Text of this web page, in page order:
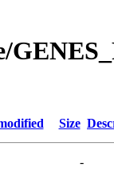
Size
-